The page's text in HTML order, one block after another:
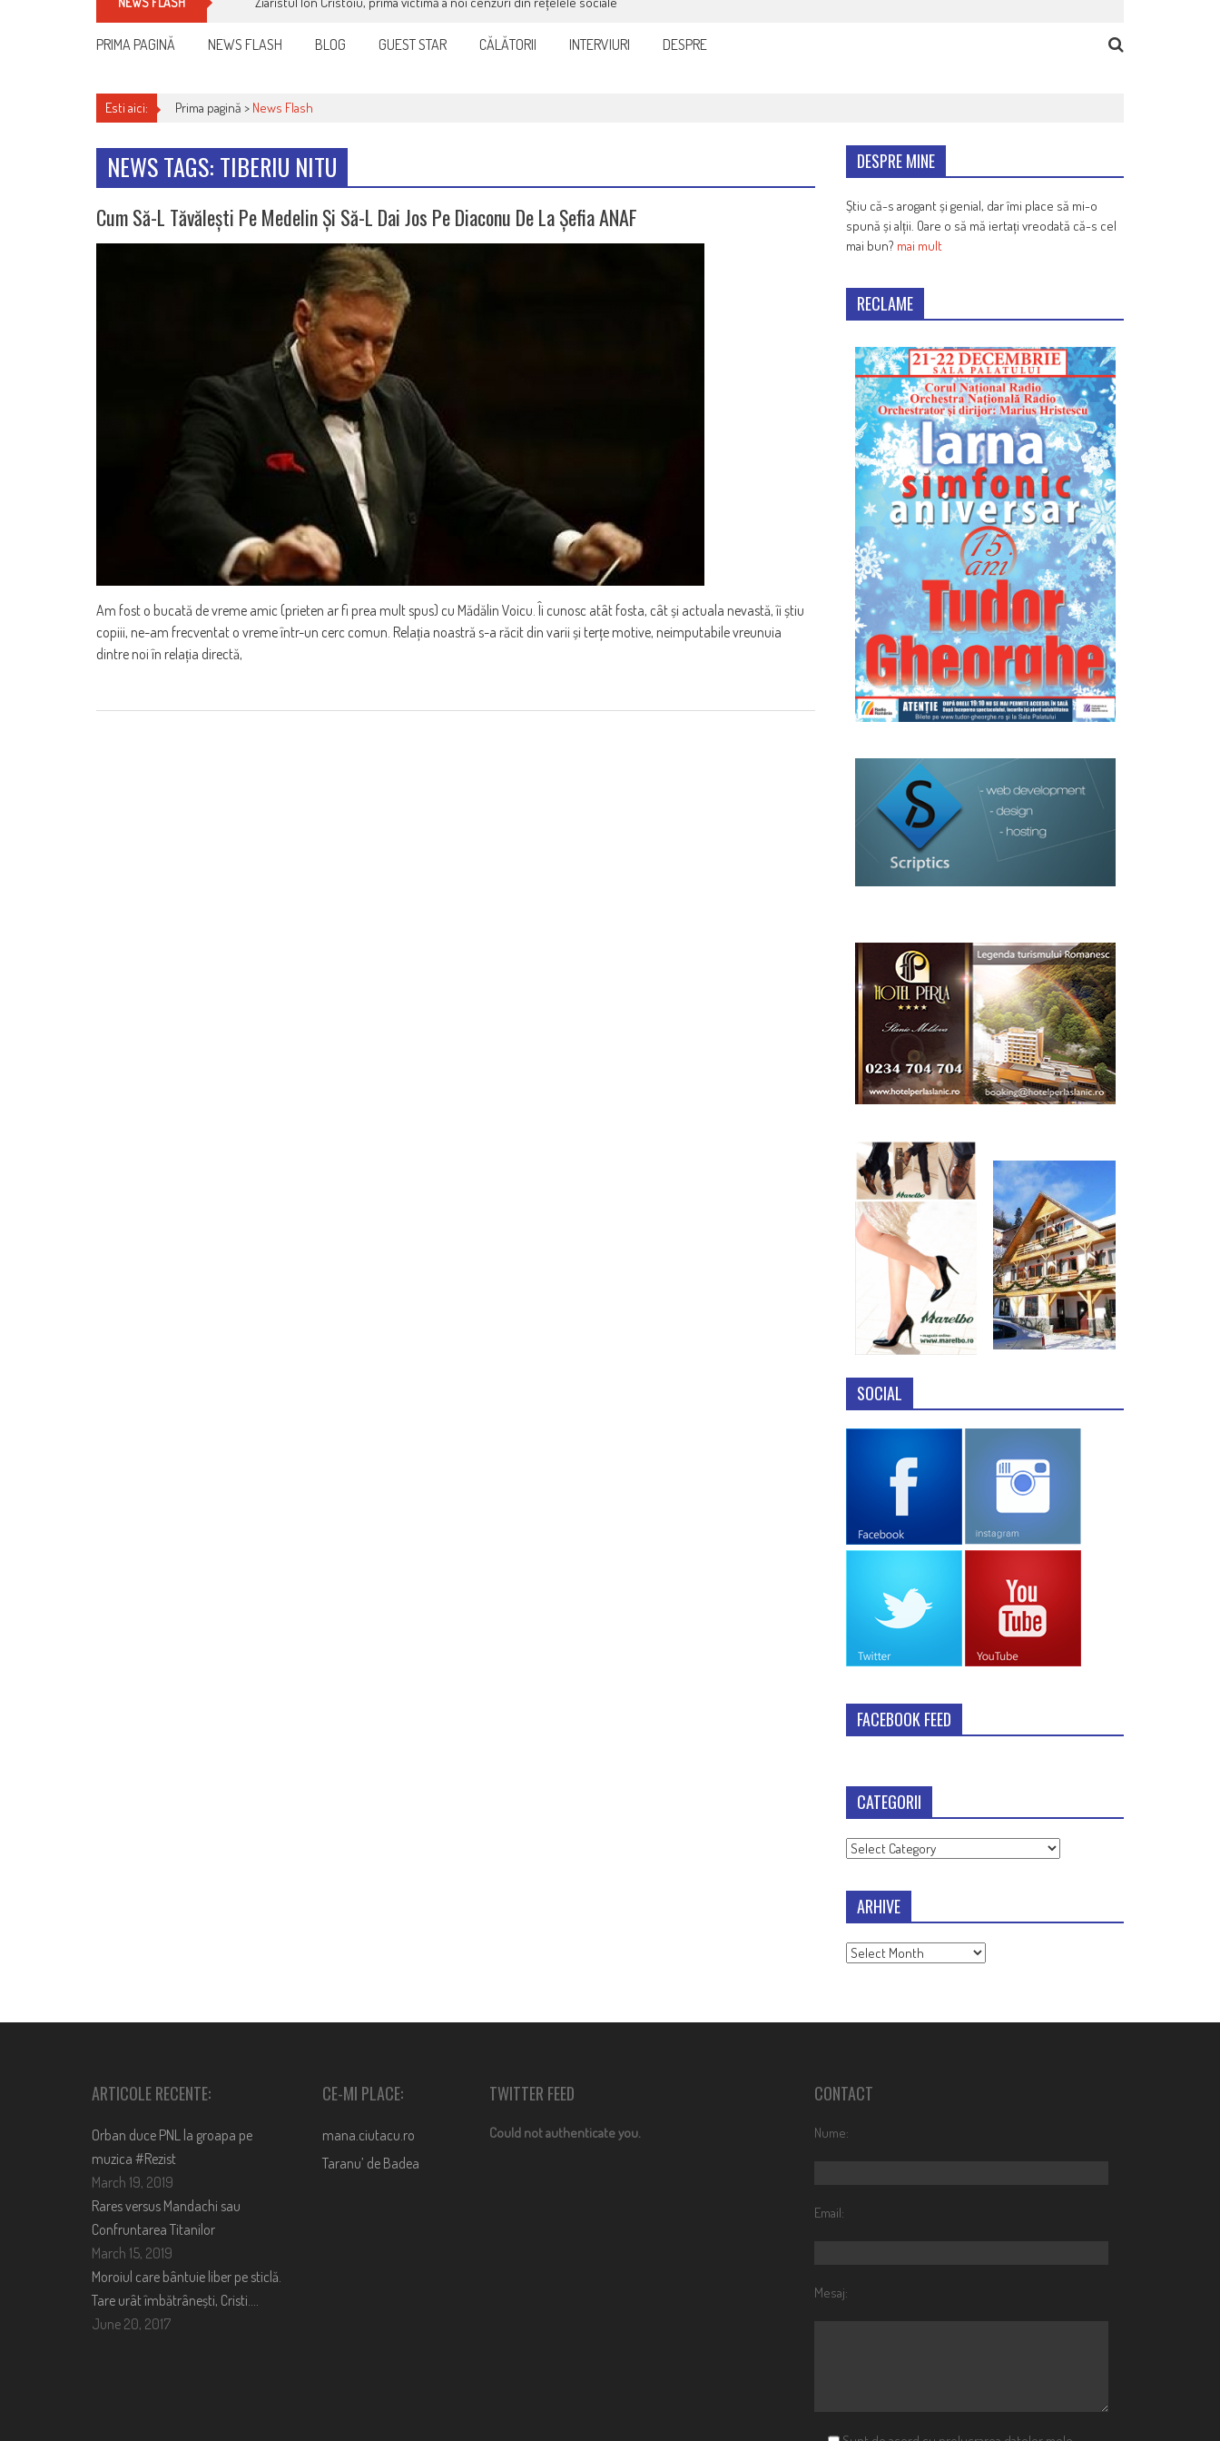
PRIMA PAGINĂ NEWS FLASH BLOG GUEST STAR CĂLĂTORII INTERVIURI DESPRE
Esti aici: Prima pagină > News Flash
NEWS TAGS: TIBERIU NITU
Cum Să-L Tăvălești Pe Medelin Și Să-L Dai Jos Pe Diaconu De La Șefia ANAF
Am fost o bucată de vreme amic (prieten ar fi prea mult spus) cu Mădălin Voicu. Îi cunosc atât fosta, cât și actuala nevastă, îi știu
copiii, ne-am frecventat o vreme într-un cerc comun. Relația noastră s-a răcit din varii și terțe motive, neimputabile vreunuia
dintre noi în relația directă,
DESPRE MINE
Știu că-s arogant și genial, dar îmi place să mi-o
spună și alții. Oare o să mă iertați vreodată că-s cel
mai bun? mai mult
RECLAME
SOCIAL
FACEBOOK FEED
CATEGORII
Categorii
ARHIVE
Arhive
ARTICOLE RECENTE:
Orban duce PNL la groapa pe
muzica #Rezist
March 19, 2019
Rares versus Mandachi sau
Confruntarea Titanilor
March 15, 2019
Moroiul care bântuie liber pe sticlă.
Tare urât îmbătrânești, Cristi….
June 20, 2017
CE-MI PLACE:
mana.ciutacu.ro
Taranu’ de Badea
TWITTER FEED
Could not authenticate you.
CONTACT
Nume:
Email:
Mesaj: